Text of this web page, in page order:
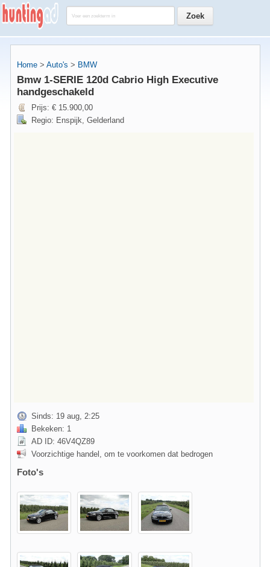
Home > Auto's > BMW
Bmw 1-SERIE 120d Cabrio High Executive
handgeschakeld
Prijs: € 15.900,00
Regio: Enspijk, Gelderland
Sinds: 19 aug, 2:25
Bekeken: 1
AD ID: 46V4QZ89
Voorzichtige handel, om te voorkomen dat bedrogen
Foto's